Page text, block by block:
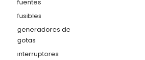
fuentes
fusibles
generadores de
gotas
interruptores